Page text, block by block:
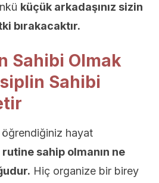
küçük arkadaşınız sizin
bırakacaktır.
Sahibi Olmak
Sahibi
öğrendiğiniz hayat
sahip olmanın ne
Hiç organize bir birey